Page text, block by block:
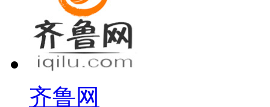
齐鲁网